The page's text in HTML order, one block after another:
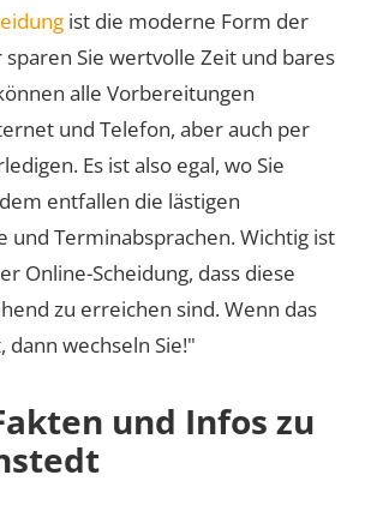
ist die moderne Form der
sparen Sie wertvolle Zeit und bares
alle Vorbereitungen
und Telefon, aber auch per
Es ist also egal, wo Sie
entfallen die lästigen
und Terminabsprachen. Wichtig ist
Online-Scheidung, dass diese
zu erreichen sind. Wenn das
dann wechseln Sie!"
und Infos zu